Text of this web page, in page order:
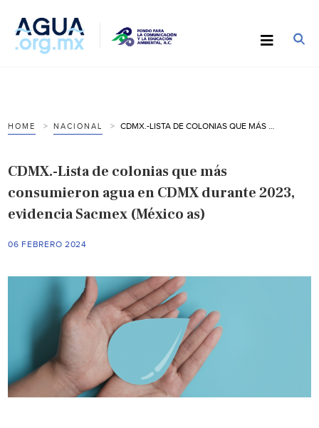
HOME NACIONAL
CDMX.-Lista de colonias que más
consumieron agua en CDMX durante 2023,
evidencia Sacmex (México as)
06 FEBRERO 2024